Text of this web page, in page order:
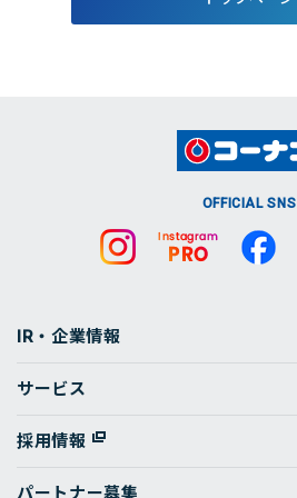
OFFICIAL SNS
IR・企業情報
サービス
採用情報
パートナー募集